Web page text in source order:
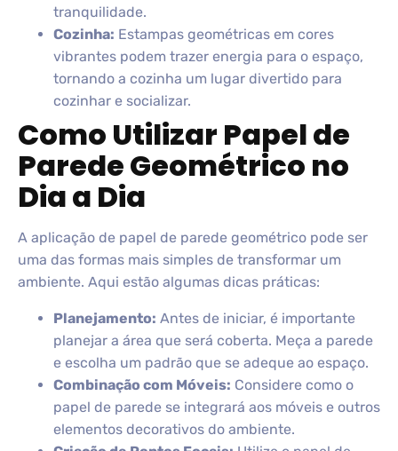
tranquilidade.
Cozinha: Estampas geométricas em cores
vibrantes podem trazer energia para o espaço,
tornando a cozinha um lugar divertido para
cozinhar e socializar.
Como Utilizar Papel de
Parede Geométrico no
Dia a Dia
A aplicação de papel de parede geométrico pode ser
uma das formas mais simples de transformar um
ambiente. Aqui estão algumas dicas práticas:
Planejamento: Antes de iniciar, é importante
planejar a área que será coberta. Meça a parede
e escolha um padrão que se adeque ao espaço.
Combinação com Móveis: Considere como o
papel de parede se integrará aos móveis e outros
elementos decorativos do ambiente.